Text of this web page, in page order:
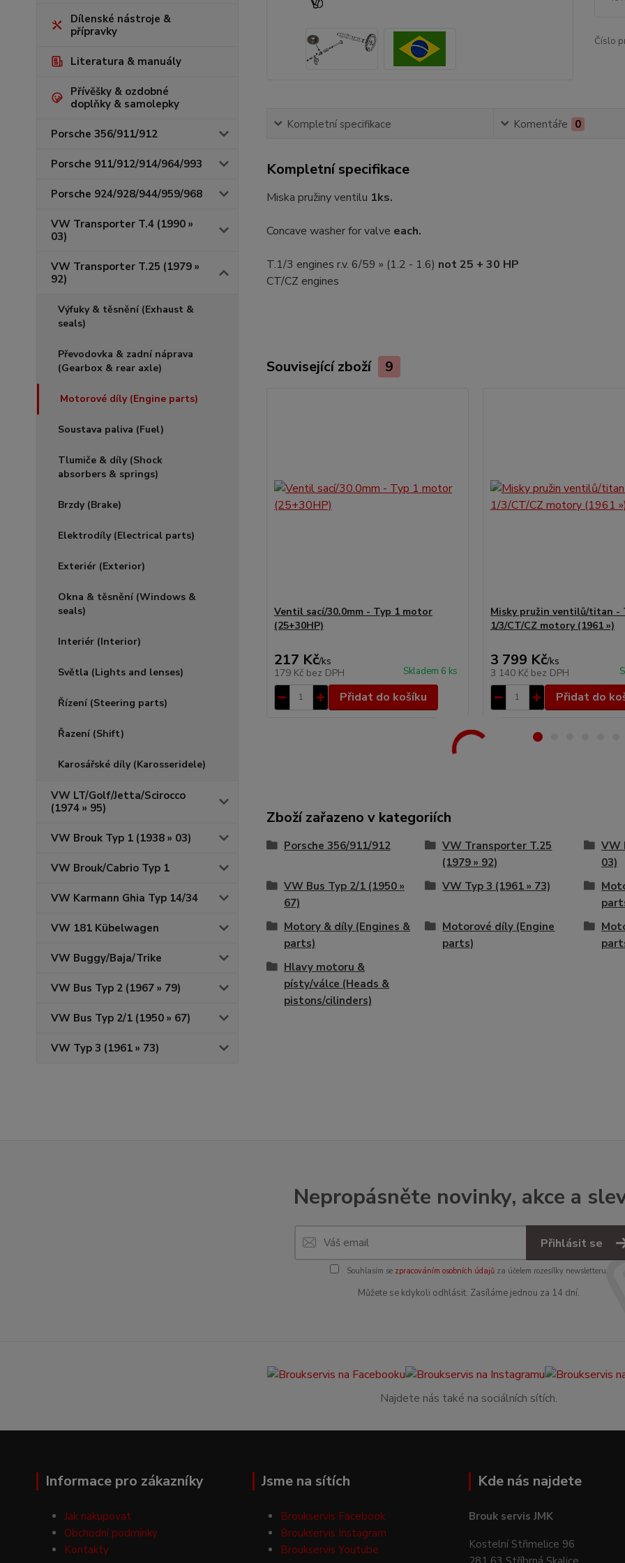
Dílenské nástroje &
přípravky
Literatura & manuály
Přívěšky & ozdobné
doplňky & samolepky
Porsche 356/911/912
Porsche 911/912/914/964/993
Porsche 924/928/944/959/968
VW Transporter T.4 (1990 »
03)
VW Transporter T.25 (1979 »
92)
Výfuky & těsnění (Exhaust &
seals)
Převodovka & zadní náprava
(Gearbox & rear axle)
Motorové díly (Engine parts)
Soustava paliva (Fuel)
Tlumiče & díly (Shock
absorbers & springs)
Brzdy (Brake)
Elektrodíly (Electrical parts)
Exteriér (Exterior)
Okna & těsnění (Windows &
seals)
Interiér (Interior)
Světla (Lights and lenses)
Řízení (Steering parts)
Řazení (Shift)
Karosářské díly (Karosseridele)
VW LT/Golf/Jetta/Scirocco
(1974 » 95)
VW Brouk Typ 1 (1938 » 03)
VW Brouk/Cabrio Typ 1
VW Karmann Ghia Typ 14/34
VW 181 Kübelwagen
VW Buggy/Baja/Trike
VW Bus Typ 2 (1967 » 79)
VW Bus Typ 2/1 (1950 » 67)
VW Typ 3 (1961 » 73)
Číslo
Kompletní specifikace Komentáře 0
Kompletní specifikace
Miska pružiny ventilu 1ks.
Concave washer for valve each.
T.1/3 engines r.v. 6/59 » (1.2 - 1.6) not 25 + 30 HP
CT/CZ engines
Související zboží 9
Ventil sací/30.0mm - Typ 1 motor
(25+30HP)
217 Kč/ks
179 Kč bez DPH Skladem 6 ks
Přidat do košíku
Misky pružin ventilů/titan -
1/3/CT/CZ motory (1961 »)
3 799 Kč/ks
3 140 Kč bez DPH
Přidat do
Zboží zařazeno v kategoriích
Porsche 356/911/912
VW Transporter T.25
(1979 » 92)
VW
03)
VW Bus Typ 2/1 (1950 »
67)
VW Typ 3 (1961 » 73)
Motory & díly (Engines &
parts)
Motorové díly (Engine
parts)
Hlavy motoru &
písty/válce (Heads &
pistons/cilinders)
Nepropásněte novinky, akce a
Přihlásit se
Souhlasím se zpracováním osobních údajůza účelem rozesílky newsletteru.
Můžete se kdykoli odhlásit. Zasíláme jednou za 14 dní.
Najdete nás také na sociálních sítích.
Informace pro zákazníky
Jak nakupovat
Obchodní podmínky
Kontakty
Jsme na sítích
Broukservis Facebook
Broukservis Instagram
Broukservis Youtube
Kde nás najdete
Brouk servis JMK
Kostelní Střimelice 96